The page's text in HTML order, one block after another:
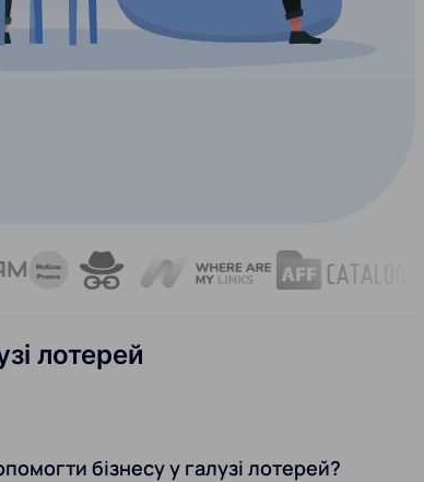
лотерей
бізнесу у галузі лотерей?